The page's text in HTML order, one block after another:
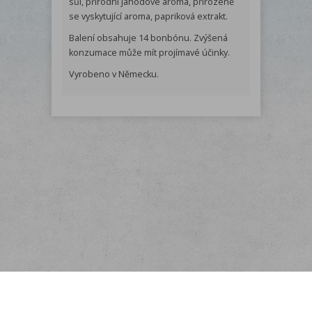
se vyskytující aroma, papriková extrakt.
Balení obsahuje 14 bonbónu. Zvýšená
konzumace může mít projímavé účinky.
Vyrobeno v Německu.